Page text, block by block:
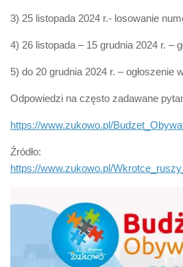
3) 25 listopada 2024 r.- losowanie
4) 26 listopada – 15 grudnia 2024 r. –
5) do 20 grudnia 2024 r. – ogłoszenie
Odpowiedzi na często zadawane
https://www.zukowo.pl/
Źródło:
https://www.zukowo.pl/